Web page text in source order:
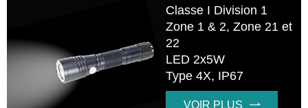
Classe I Division 1
Zone 1 & 2, Zone 21 et
22
LED 2x5W
Type 4X, IP67
VOIR PLUS 